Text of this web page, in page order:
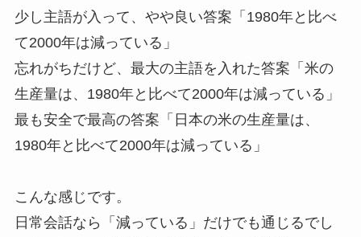
少し主語が入って、やや良い答案「1980年と比べ
て2000年は減っている」
忘れがちだけど、最大の主語を入れた答案「米の
生産量は、1980年と比べて2000年は減っている」
最も安全で最高の答案「日本の米の生産量は、
1980年と比べて2000年は減っている」
こんな感じです。
日常会話なら「減っている」だけでも通じるでし